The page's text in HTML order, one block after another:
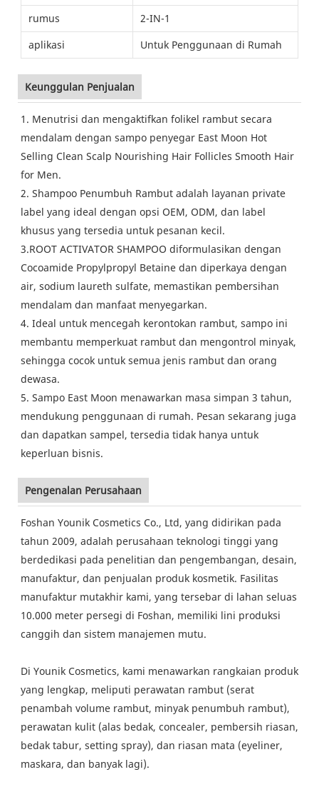
rumus
2-IN-1
aplikasi
Untuk Penggunaan di Rumah
Keunggulan Penjualan
1. Menutrisi dan mengaktifkan folikel rambut secara
mendalam dengan sampo penyegar East Moon Hot
Selling Clean Scalp Nourishing Hair Follicles Smooth Hair
for Men.
2. Shampoo Penumbuh Rambut adalah layanan private
label yang ideal dengan opsi OEM, ODM, dan label
khusus yang tersedia untuk pesanan kecil.
3.ROOT ACTIVATOR SHAMPOO diformulasikan dengan
Cocoamide Propylpropyl Betaine dan diperkaya dengan
air, sodium laureth sulfate, memastikan pembersihan
mendalam dan manfaat menyegarkan.
4. Ideal untuk mencegah kerontokan rambut, sampo ini
membantu memperkuat rambut dan mengontrol minyak,
sehingga cocok untuk semua jenis rambut dan orang
dewasa.
5. Sampo East Moon menawarkan masa simpan 3 tahun,
mendukung penggunaan di rumah. Pesan sekarang juga
dan dapatkan sampel, tersedia tidak hanya untuk
keperluan bisnis.
Pengenalan Perusahaan
Foshan Younik Cosmetics Co., Ltd, yang didirikan pada
tahun 2009, adalah perusahaan teknologi tinggi yang
berdedikasi pada penelitian dan pengembangan, desain,
manufaktur, dan penjualan produk kosmetik. Fasilitas
manufaktur mutakhir kami, yang tersebar di lahan seluas
10.000 meter persegi di Foshan, memiliki lini produksi
canggih dan sistem manajemen mutu.
Di Younik Cosmetics, kami menawarkan rangkaian produk
yang lengkap, meliputi perawatan rambut (serat
penambah volume rambut, minyak penumbuh rambut),
perawatan kulit (alas bedak, concealer, pembersih riasan,
bedak tabur, setting spray), dan riasan mata (eyeliner,
maskara, dan banyak lagi).